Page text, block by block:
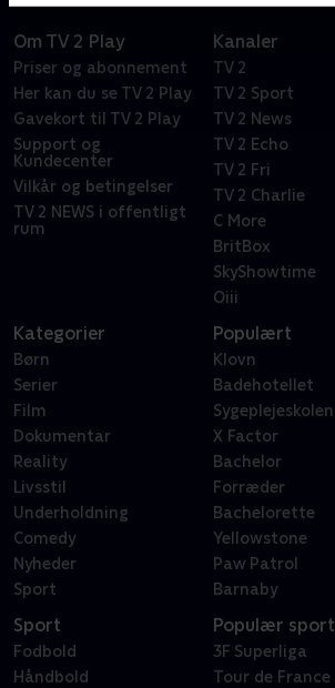
Om TV 2 Play
Priser og abonnement
Her kan du se TV 2 Play
Gavekort til TV 2 Play
Support og
Kundecenter
Vilkår og betingelser
TV 2 NEWS i offentligt
rum
Kanaler
TV 2
TV 2 Sport
TV 2 News
TV 2 Echo
TV 2 Fri
TV 2 Charlie
C More
BritBox
SkyShowtime
Oiii
Kategorier
Børn
Serier
Film
Dokumentar
Reality
Livsstil
Underholdning
Comedy
Nyheder
Sport
Populært
Klovn
Badehotellet
Sygeplejeskolen
X Factor
Bachelor
Forræder
Bachelorette
Yellowstone
Paw Patrol
Barnaby
Sport
Fodbold
Håndbold
Populær sport
3F Superliga
Tour de France